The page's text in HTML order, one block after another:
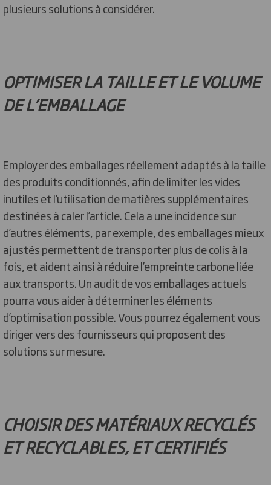
plusieurs solutions à considérer.
OPTIMISER LA TAILLE ET LE VOLUME
DE L’EMBALLAGE
Employer des emballages réellement adaptés à la taille
des produits conditionnés, afin de limiter les vides
inutiles et l’utilisation de matières supplémentaires
destinées à caler l’article. Cela a une incidence sur
d’autres éléments, par exemple, des emballages mieux
ajustés permettent de transporter plus de colis à la
fois, et aident ainsi à réduire l’empreinte carbone liée
aux transports. Un audit de vos emballages actuels
pourra vous aider à déterminer les éléments
d’optimisation possible. Vous pourrez également vous
diriger vers des fournisseurs qui proposent des
solutions sur mesure.
CHOISIR DES MATÉRIAUX RECYCLÉS
ET RECYCLABLES, ET CERTIFIÉS